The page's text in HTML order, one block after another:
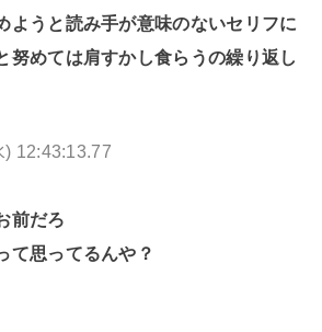
ようと読み手が意味のないセリフに
努めては肩すかし食らうの繰り返し
12:43:13.77
前だろ
て思ってるんや？